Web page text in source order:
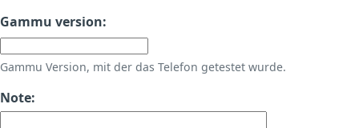
Gammu version:
Gammu Version, mit der das Telefon getestet wurde.
Note: